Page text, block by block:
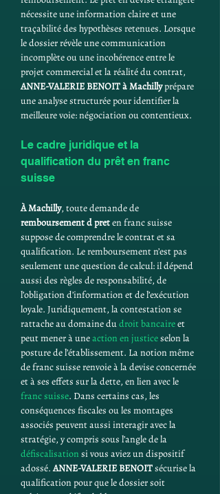
nécessite une information claire et une
traçabilité des hypothèses retenues. Lorsque
le dossier révèle une communication
incomplète ou une incohérence entre le
projet commercial et la réalité du contrat,
ANNE-VALERIE BENOITà Machilly prépare
une analyse structurée pour identifier la
meilleure voie: négociation ou contentieux.
Le cadre juridique et la
qualification du prêt en franc
suisse
À Machilly, toute demande de
remboursement d pret en franc suisse
suppose de comprendre le contrat et sa
qualification. Le remboursement n’est pas
seulement une question de calcul: il dépend
aussi des règles de responsabilité, de
l’obligation d’information et de l’exécution
loyale. Juridiquement, la contestation se
rattache au domaine du droit bancaire et
peut mener à une action en justice selon la
posture de l’établissement. La notion même
de franc suisse renvoie à la devise concernée
et à ses effets sur la dette, en lien avec le
franc suisse. Dans certains cas, les
conséquences fiscales ou les montages
associés peuvent aussi interagir avec la
stratégie, y compris sous l’angle de la
défiscalisation si vous aviez un dispositif
adossé. ANNE-VALERIE BENOIT sécurise la
qualification pour que le dossier soit